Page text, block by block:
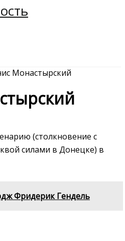
Монастырский
(столкновение с
силами в Донецке) в
Фридерик Гендель